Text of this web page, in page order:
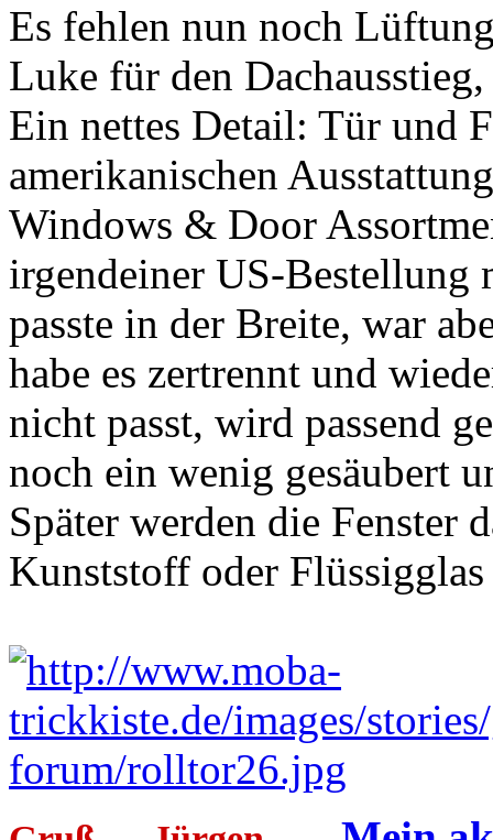
Es fehlen nun noch
Luke für den
Ein nettes Detail: Tür und
amerikanischen
Windows & Door
irgendeiner US-Bestellung
passte in der Breite, war
habe es zertrennt und
nicht passt, wird passend
noch ein wenig gesäubert
Später werden die Fenster
Kunststoff oder